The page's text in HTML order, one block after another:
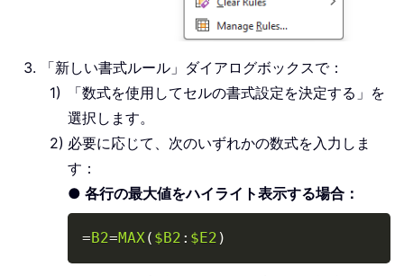
「新しい書式ルール」ダイアログボックスで：
「数式を使用してセルの書式設定を決定する」を
選択します。
必要に応じて、次のいずれかの数式を入力しま
す：
● 各行の最大値をハイライト表示する場合：
= B2=MAX( $B2 : $E2 )